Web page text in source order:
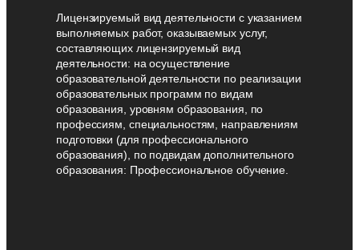
Лицензируемый вид деятельности с указанием
выполняемых работ, оказываемых услуг,
составляющих лицензируемый вид
деятельности: на осуществление
образовательной деятельности по реализации
образовательных программ по видам
образования, уровням образования, по
профессиям, специальностям, направлениям
подготовки (для профессионального
образования), по подвидам дополнительного
образования: Профессиональное обучение.